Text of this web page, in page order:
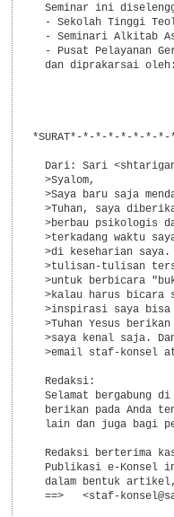
Seminar ini
- Sekolah Tinggi
- Seminari Alkitab
- Pusat Pelayanan
dan diprakarsai
*SURAT*-*-*-*-*-*-*-
Dari: Sari
  >Syalom,
>Saya baru saja
>Tuhan, saya
>berbau psikologis
>terkadang waktu
>di keseharian
>tulisan-tulisan
>untuk berbicara
>kalau harus bicara
>inspirasi saya
>Tuhan Yesus
>saya kenal saja.
>email staf-konsel
  Redaksi:
Selamat bergabung
berikan pada Anda
lain dan juga bagi
Redaksi berterima
Publikasi e-Konsel
dalam bentuk
==>   <staf-